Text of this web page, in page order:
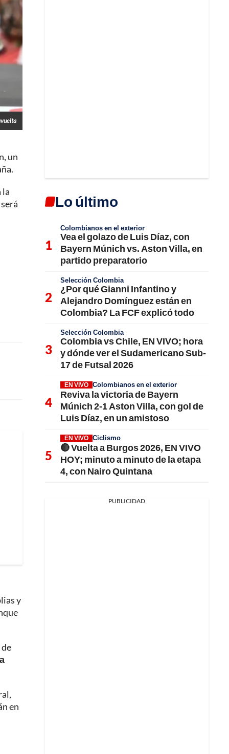
un
la
y
en
Lo último
Colombianos en el exterior
Vea el golazo de Luis Díaz, con
Bayern Múnich vs. Aston Villa, en
partido preparatorio
Selección Colombia
¿Por qué Gianni Infantino y
Alejandro Domínguez están en
Colombia? La FCF explicó todo
Selección Colombia
Colombia vs Chile, EN VIVO; hora
y dónde ver el Sudamericano Sub-
17 de Futsal 2026
EN VIVO Colombianos en el exterior
Reviva la victoria de Bayern
Múnich 2-1 Aston Villa, con gol de
Luis Díaz, en un amistoso
EN VIVO Ciclismo
🔴 Vuelta a Burgos 2026, EN VIVO
HOY; minuto a minuto de la etapa
4, con Nairo Quintana
PUBLICIDAD